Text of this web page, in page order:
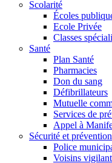
Scolarité
Écoles
Ecole Privée
Classes
Santé
Plan Santé
Pharmacies
Don du sang
Défibrillateurs
Mutuelle
Services de
Appel à
Sécurité et prévention
Police
Voisins